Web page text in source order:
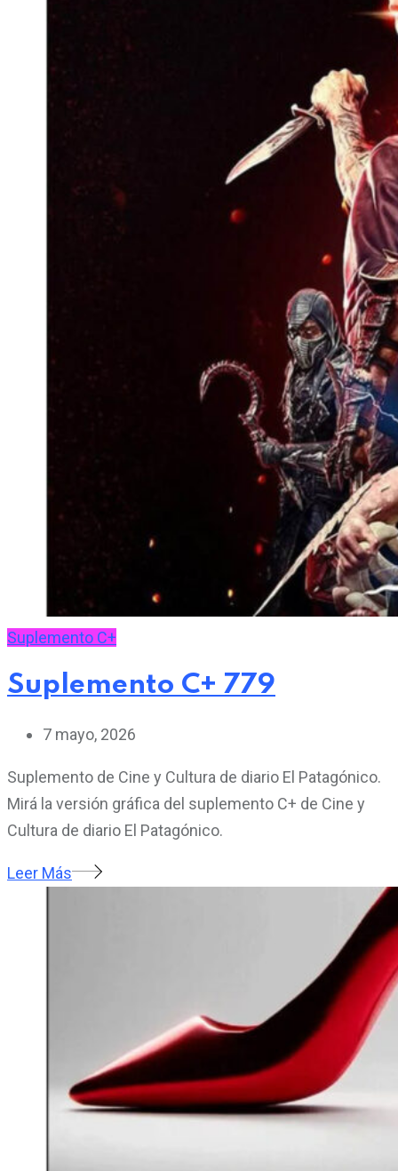
Suplemento C+
Suplemento C+ 779
7 mayo, 2026
Suplemento de Cine y Cultura de diario El Patagónico.
Mirá la versión gráfica del suplemento C+ de Cine y
Cultura de diario El Patagónico.
Leer Más